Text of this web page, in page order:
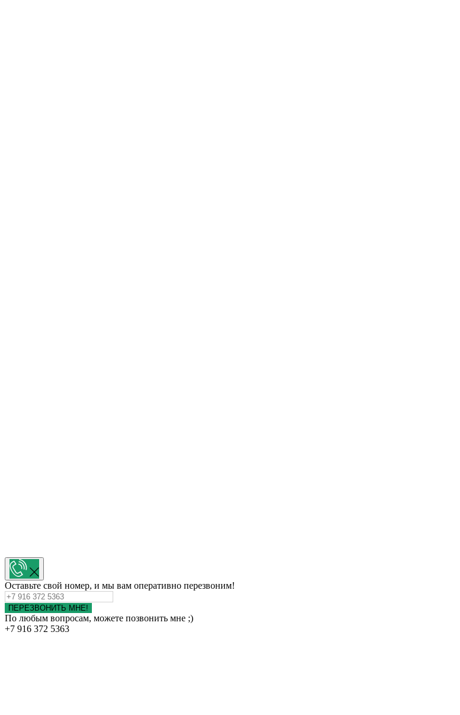
Оставьте свой номер, и мы вам оперативно перезвоним!
ПЕРЕЗВОНИТЬ МНЕ!
По любым вопросам, можете позвонить мне ;)
+7 916 372 5363